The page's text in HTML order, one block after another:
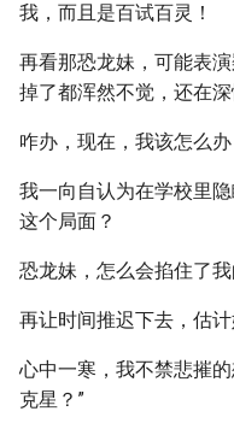
我，而且是百试百灵！
再看那恐龙妹，可能表
掉了都浑然不觉，还在深
咋办，现在，我该怎么办
我一向自认为在学校里
这个局面？
恐龙妹，怎么会掐住了我
再让时间推迟下去，估
心中一寒，我不禁悲摧
克星？”